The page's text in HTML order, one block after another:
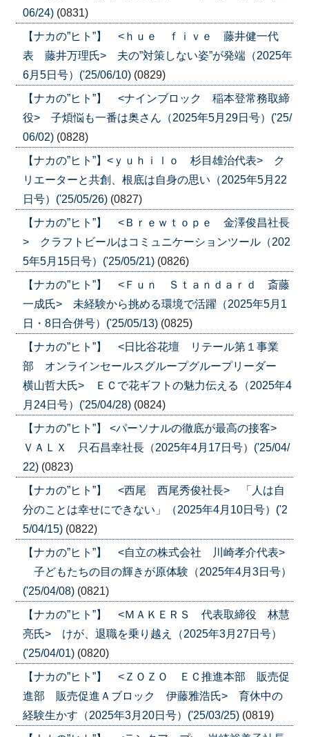
06/24) (0831)
【ナカの”ヒト”】 <ｈｕｅ ｆｉｖｅ 藤井健一代
表 藤井万理氏> 夫の”対策しない姿”が発端（2025年
6月5日号）('25/06/10) (0829)
【ナカの”ヒト”】 <ナインブロック 稲本登常務取締
役> 子煩悩も一番は奥さん（2025年5月29日号）('25/
06/02) (0828)
【ナカの”ヒト”】<ｙｕｈｉｌｏ 杉目雄治代表> ク
リエーターと共創、根底は自身の思い（2025年5月22
日号）('25/05/26) (0827)
【ナカの”ヒト”】 <Ｂｒｅｗｔｏｐｅ 金澤俊昌社長
> クラフトビールはコミュニケーションツール（202
5年5月15日号）('25/05/21) (0826)
【ナカの”ヒト”】 <Ｆｕｎ Ｓｔａｎｄａｒｄ 斎藤
一成氏> 未経験から挑める環境で活躍（2025年5月1
日・8日合併号）('25/05/13) (0825)
【ナカの”ヒト”】 <日比谷花壇 リテール第１事業
部 オンラインセールスグループグループリーダー
横山哲大氏> ＥＣで花ギフトの魅力伝える（2025年4
月24日号）('25/04/28) (0824)
【ナカの”ヒト”】 <パーソナルの徹底が最高の接客>
ＶＡＬＸ 只石昌幸社長（2025年4月17日号）('25/04/
22) (0823)
【ナカの”ヒト”】 <西尾 西尾秀俊社長> 「人は自
分のことは幸せにできない」（2025年4月10日号）('2
5/04/15) (0822)
【ナカの”ヒト”】 <自立の株式会社 川崎孝介代表>
子どもたちの目の輝きが原体験（2025年4月3日号）
('25/04/08) (0821)
【ナカの”ヒト”】 <ＭＡＫＥＲＳ 代表取締役 林慧
亮氏> けが、退職を乗り越え（2025年3月27日号）
('25/04/01) (0820)
【ナカの”ヒト”】 <ＺＯＺＯ ＥＣ推進本部 販売促
進部 販売促進Ａブロック 伊藤雅浩氏> 育休中の
経験生かす（2025年3月20日号）('25/03/25) (0819)